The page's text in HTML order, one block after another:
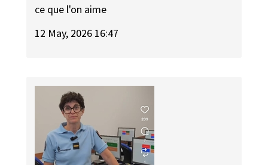
ce que l'on aime
12 May, 2026 16:47